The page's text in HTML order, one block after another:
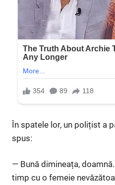
În spatele lor, un polițist a
spus:
— Bună dimineața,
timp cu o femeie